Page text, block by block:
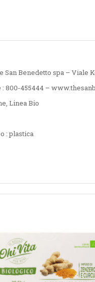
San Benedetto spa – Viale
800-455444 –
, Linea Bio
: plastica